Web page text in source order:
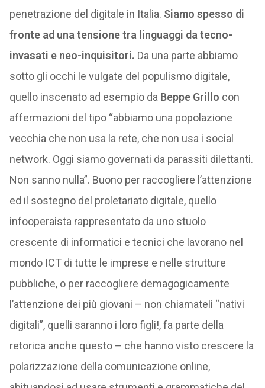
penetrazione del digitale in Italia. Siamo spesso di
fronte ad una tensione tra linguaggi da tecno-
invasati e neo-inquisitori. Da una parte abbiamo
sotto gli occhi le vulgate del populismo digitale,
quello inscenato ad esempio da Beppe Grillo con
affermazioni del tipo “abbiamo una popolazione
vecchia che non usa la rete, che non usa i social
network. Oggi siamo governati da parassiti dilettanti.
Non sanno nulla”. Buono per raccogliere l’attenzione
ed il sostegno del proletariato digitale, quello
infooperaista rappresentato da uno stuolo
crescente di informatici e tecnici che lavorano nel
mondo ICT di tutte le imprese e nelle strutture
pubbliche, o per raccogliere demagogicamente
l’attenzione dei più giovani – non chiamateli “nativi
digitali”, quelli saranno i loro figli!, fa parte della
retorica anche questo – che hanno visto crescere la
polarizzazione della comunicazione online,